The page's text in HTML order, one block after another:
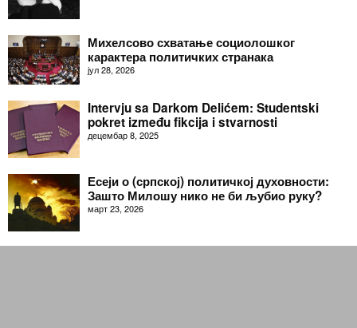
Михелсово схватање социолошког
карактера политичких странака
јул 28, 2026
Intervju sa Darkom Delićem: Studentski
pokret između fikcija i stvarnosti
децембар 8, 2025
Есеји о (српској) политичкој духовности:
Зашто Милошу нико не би љубио руку?
март 23, 2026